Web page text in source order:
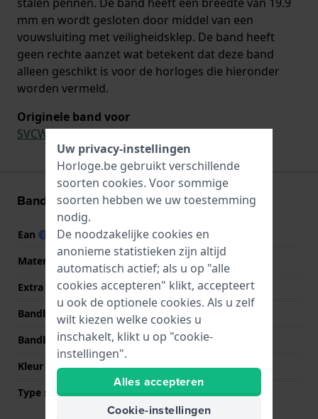
mm en wordt gesloten door middel van een
vouwsluiting met veiligheidsklep. De band heeft
geen rechte aanzet wat betekent dat deze band
alleen geschikt is voor de horloges die hieronder
worden vermeld.
Originele band voor
SVCW4000AG
Band informatie
Ean
7610522554535
Materiaal Band
Aluminium
Extra info
Aluminum Bracelet
Bandbreedte
19.9 mm
Bandbreedte bij sluiting
21 mm
Kleur Band
Wit
Type sluiting
Vouwsluiting met
veiligheidsklep
Uw privacy-instellingen
Horloge.be gebruikt verschillende
soorten cookies. Voor sommige
soorten hebben we uw toestemming
nodig.
De noodzakelijke cookies en
anonieme statistieken zijn altijd
automatisch actief; als u op "alle
cookies accepteren" klikt, accepteert
u ook de optionele cookies. Als u zelf
wilt kiezen welke cookies u
inschakelt, klikt u op "cookie-
instellingen".
Alles accepteren
Cookie-instellingen